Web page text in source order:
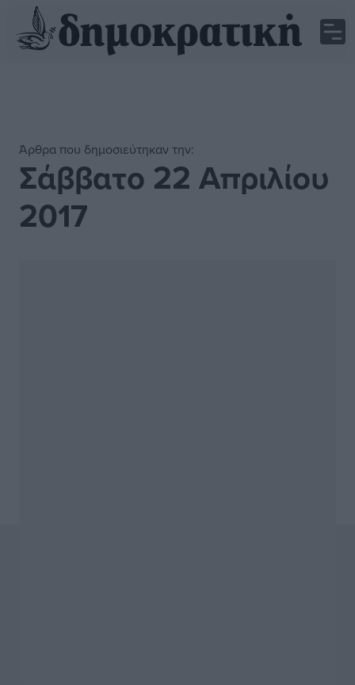
Άρθρα που δημοσιεύτηκαν την:
Σάββατο 22 Απριλίου
2017